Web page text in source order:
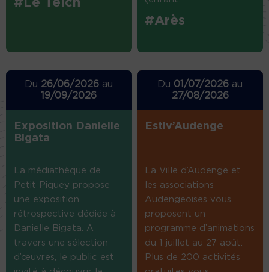
#Arès
Du 26/06/2026 au
19/09/2026
Exposition Danielle
Bigata
La médiathèque de
Petit Piquey propose
une exposition
rétrospective dédiée à
Danielle Bigata. A
travers une sélection
d’œuvres, le public est
Du 01/07/2026 au
27/08/2026
Estiv’Audenge
La Ville d’Audenge et
les associations
Audengeoises vous
proposent un
programme d’animations
du 1 juillet au 27 août.
Plus de 200 activités